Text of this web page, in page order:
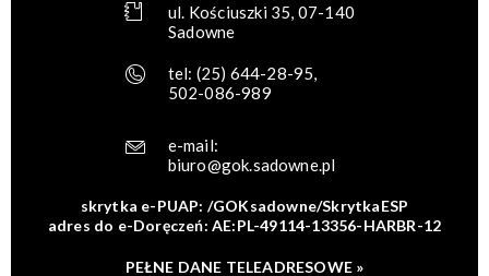
ul. Kościuszki 35, 07-140
Sadowne
tel: (25) 644-28-95,
502-086-989
e-mail:
biuro@gok.sadowne.pl
skrytka e-PUAP: /GOKsadowne/SkrytkaESP
adres do e-Doręczeń: AE:PL-49114-13356-HARBR-12
PEŁNE DANE TELEADRESOWE »